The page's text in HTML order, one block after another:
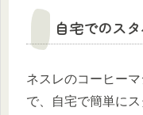
自宅でのス
ネスレのコーヒー
で、自宅で簡単に